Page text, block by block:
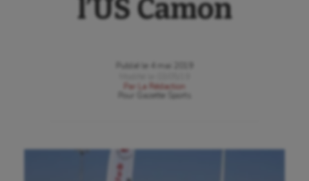
l’US Camon
Publié le
4 mai 2019
Par
La Rédaction
Gazette Sports